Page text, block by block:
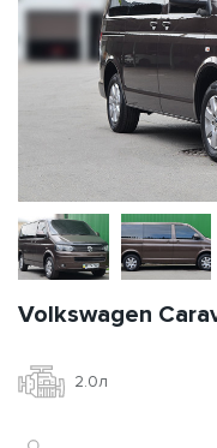
Volkswagen
2.0л